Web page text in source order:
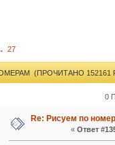
27
(ПРОЧИТАНО 152161
0
Re: Рисуем по
« Ответ